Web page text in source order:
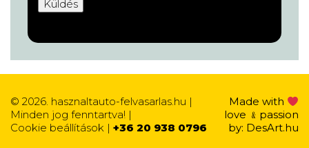
Made with
love ﹠passion
by: DesArt.hu
© 2026. hasznaltauto-felvasarlas.hu |
Minden jog fenntartva! |
Cookie beállítások | +36 20 938 0796